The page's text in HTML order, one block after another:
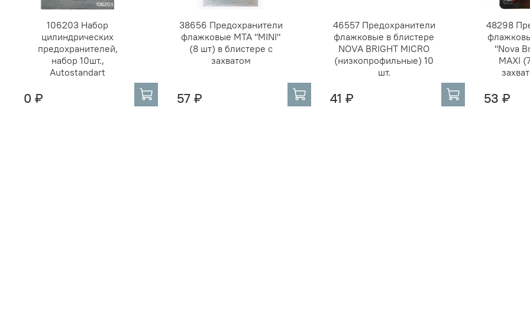
106203 Набор
цилиндрических
предохранителей,
набор 10шт.,
Autostandart
0 ₽
38656 Предохранители
флажковые MTA "MINI"
(8 шт) в блистере с
захватом
57 ₽
46557 Предохранители
флажковые в блистере
NOVA BRIGHT MICRO
(низкопрофильные) 10
шт.
41 ₽
48298
"Nova
MAXI
53 ₽